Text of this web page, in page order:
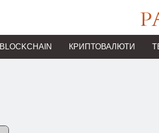
BLOCKCHAIN КРИПТОВАЛЮТИ